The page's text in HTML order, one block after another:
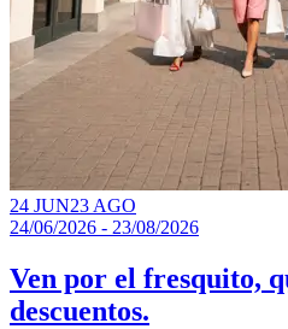
24 JUN23 AGO
24/06/2026 - 23/08/2026
Ven por el fresquito,
descuentos.